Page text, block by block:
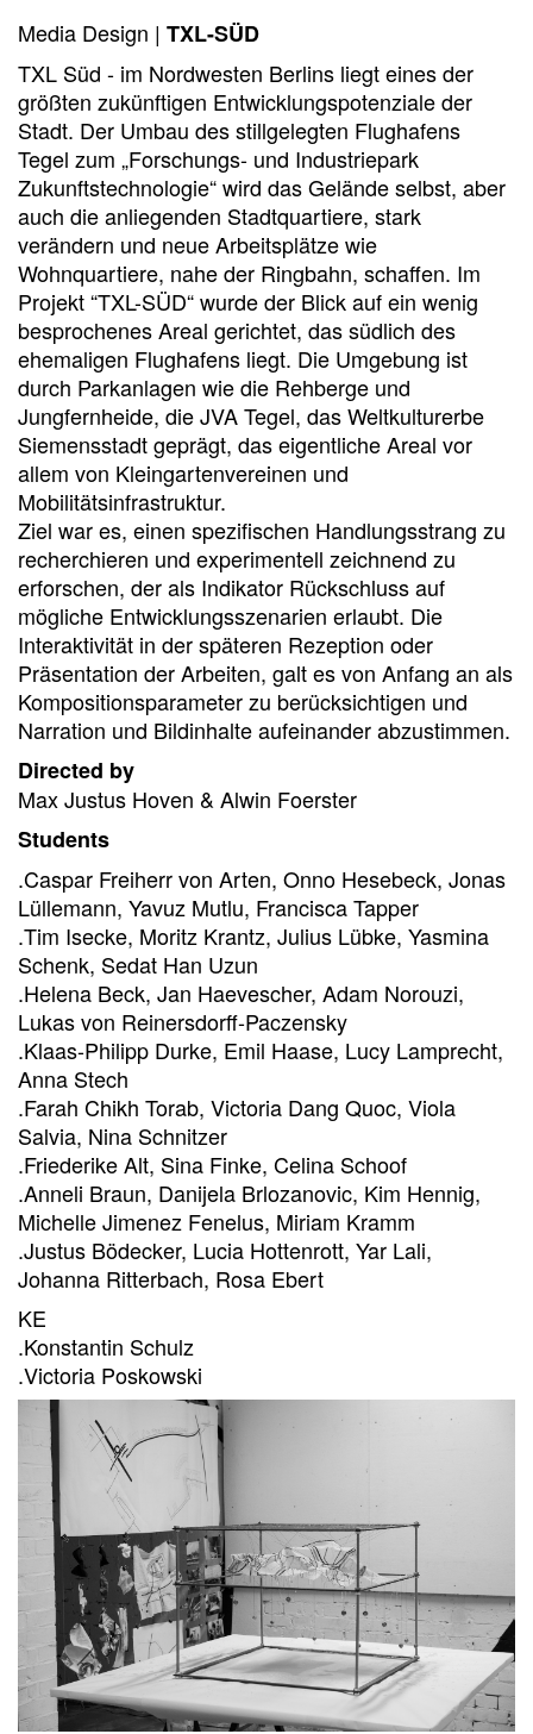
Media Design | TXL-SÜD
TXL Süd - im Nordwesten Berlins liegt eines der
größten zukünftigen Entwicklungspotenziale der
Stadt. Der Umbau des stillgelegten Flughafens
Tegel zum „Forschungs- und Industriepark
Zukunftstechnologie“ wird das Gelände selbst, aber
auch die anliegenden Stadtquartiere, stark
verändern und neue Arbeitsplätze wie
Wohnquartiere, nahe der Ringbahn, schaffen. Im
Projekt “TXL-SÜD“ wurde der Blick auf ein wenig
besprochenes Areal gerichtet, das südlich des
ehemaligen Flughafens liegt. Die Umgebung ist
durch Parkanlagen wie die Rehberge und
Jungfernheide, die JVA Tegel, das Weltkulturerbe
Siemensstadt geprägt, das eigentliche Areal vor
allem von Kleingartenvereinen und
Mobilitätsinfrastruktur.
Ziel war es, einen spezifischen Handlungsstrang zu
recherchieren und experimentell zeichnend zu
erforschen, der als Indikator Rückschluss auf
mögliche Entwicklungsszenarien erlaubt. Die
Interaktivität in der späteren Rezeption oder
Präsentation der Arbeiten, galt es von Anfang an als
Kompositionsparameter zu berücksichtigen und
Narration und Bildinhalte aufeinander abzustimmen.
Directed by
Max Justus Hoven & Alwin Foerster
Students
.Caspar Freiherr von Arten, Onno Hesebeck, Jonas
Lüllemann, Yavuz Mutlu, Francisca Tapper
.Tim Isecke, Moritz Krantz, Julius Lübke, Yasmina
Schenk, Sedat Han Uzun
.Helena Beck, Jan Haevescher, Adam Norouzi,
Lukas von Reinersdorff-Paczensky
.Klaas-Philipp Durke, Emil Haase, Lucy Lamprecht,
Anna Stech
.Farah Chikh Torab, Victoria Dang Quoc, Viola
Salvia, Nina Schnitzer
.Friederike Alt, Sina Finke, Celina Schoof
.Anneli Braun, Danijela Brlozanovic, Kim Hennig,
Michelle Jimenez Fenelus, Miriam Kramm
.Justus Bödecker, Lucia Hottenrott, Yar Lali,
Johanna Ritterbach, Rosa Ebert
KE
.Konstantin Schulz
.Victoria Poskowski